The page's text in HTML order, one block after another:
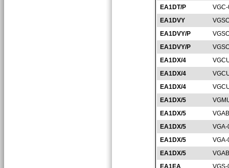
EA1DT/P
EA1DVY
EA1DVY/P
EA1DVY/P
EA1DX/4
EA1DX/4
EA1DX/4
EA1DX/5
EA1DX/5
EA1DX/5
EA1DX/5
EA1DX/5
EA1EA